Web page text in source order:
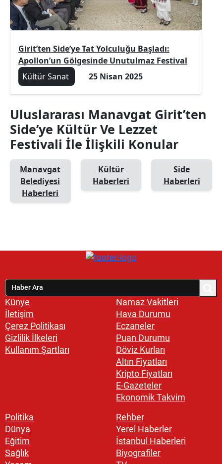
Girit’ten Side’ye Tat Yolculuğu Başladı:
Apollon’un Gölgesinde Unutulmaz Festival
Kültür Sanat
25 Nisan 2025
Uluslararası Manavgat Girit’ten
Side’ye Kültür Ve Lezzet
Festivali İle İlişkili Konular
Manavgat
Belediyesi
Haberleri
Kültür
Haberleri
Side
Haberleri
Künye
İletişim
Çerez Politikası
Gizlilik İlkeleri
Kullanım Şartları
Namaz Vakitleri
Hava Durumu
Eczaneler
Puan Durumu
Döviz Kurları
Altın Fiyatları
Kripto Fiyatları
E-Gazeteler
Ekonomik Takvim
Politika
Dünya
Eğitim
Sağlık
Rehber
Yerel Haberler
İstanbul Haberleri
Biyografiler